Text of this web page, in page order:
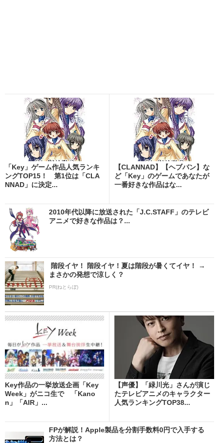
「Key」ゲーム作品人気ランキ
ングTOP15！ 第1位は「CLA
NNAD」に決定...
【CLANNAD】【ヘブバン】な
ど「Key」のゲームであなたが
一番好きな作品はな...
2010年代以降に放送された「J.C.STAFF」のテレビ
アニメで好きな作品は？...
階段イヤ！ 階段イヤ！夏は階段が暑くてイヤ！ →
まさかの発想で涼しく？
PR(ねとらぼ)
Key作品の一挙放送企画「Key
Week」がニコ生で 「Kano
n」「AIR」...
【声優】「緑川光」さんが演じ
たテレビアニメのキャラクター
人気ランキングTOP38...
FPが解説！Apple製品を分割手数料0円で入手する
方法とは？